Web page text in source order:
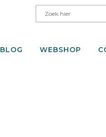
BLOG WEBSHOP